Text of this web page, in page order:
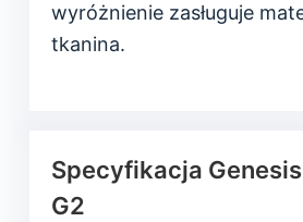
wyróżnienie zasługuje
tkanina.
Specyfikacja
G2